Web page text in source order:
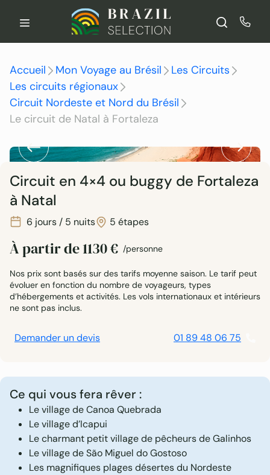
Circuit en 4×4 ou buggy de Fortaleza
à Natal
6 jours / 5 nuits 5 étapes
À partir de1130€ /personne
Nos prix sont basés sur des tarifs moyenne saison. Le tarif peut
évoluer en fonction du nombre de voyageurs, types
d’hébergements et activités. Les vols internationaux et intérieurs
ne sont pas inclus.
Demander un devis 01 89 48 06 75
Ce qui vous fera rêver :
Le village de Canoa Quebrada
Le village d’Icapui
Le charmant petit village de pêcheurs de Galinhos
Le village de São Miguel do Gostoso
Les magnifiques plages désertes du Nordeste
Accueil Mon Voyage au Brésil
Les Circuits
Les circuits régionaux
Circuit Nordeste et Nord du Brésil
Le circuit de Natal à Fortaleza